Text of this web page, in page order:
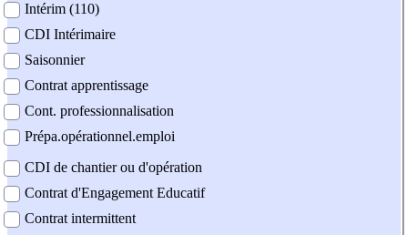
Intérim (110)
CDI Intérimaire
Saisonnier
Contrat apprentissage
Cont. professionnalisation
Prépa.opérationnel.emploi
CDI de chantier ou d'opération
Contrat d'Engagement Educatif
Contrat intermittent